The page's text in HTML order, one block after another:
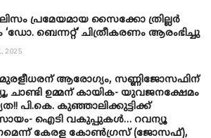
പ്രമേയമായ സൈക്കോ ത്രില്ലർ
‘ഡോ. ബെന്നറ്റ്’ ചിത്രീകരണം ആരംഭിച്ചു
2025
ആരോഗ്യം, സണ്ണിജോസഫിന്
ചാണ്ടി ഉമ്മന് കായിക- യുവജനക്ഷേമം
പി.കെ. കുഞ്ഞാലിക്കുട്ടിക്ക്
ഐടി വകുപ്പുകൾ… റവന്യൂ
കേരള കോൺഗ്രസ് (ജോസഫ്),